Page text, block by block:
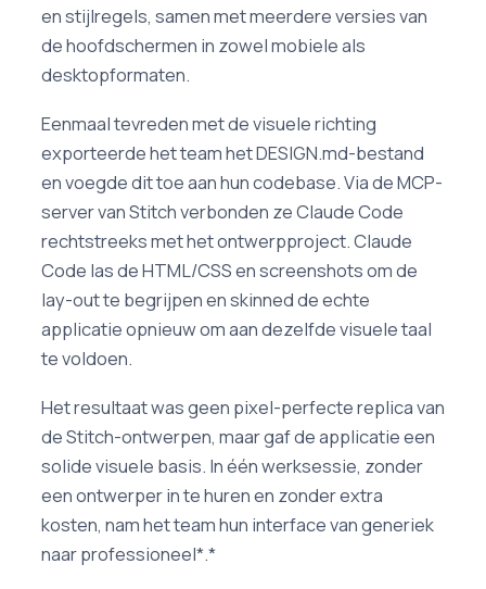
en stijlregels, samen met meerdere versies van
de hoofdschermen in zowel mobiele als
desktopformaten.
Eenmaal tevreden met de visuele richting
exporteerde het team het DESIGN.md-bestand
en voegde dit toe aan hun codebase. Via de MCP-
server van Stitch verbonden ze Claude Code
rechtstreeks met het ontwerpproject. Claude
Code las de HTML/CSS en screenshots om de
lay-out te begrijpen en skinned de echte
applicatie opnieuw om aan dezelfde visuele taal
te voldoen.
Het resultaat was geen pixel-perfecte replica van
de Stitch-ontwerpen, maar gaf de applicatie een
solide visuele basis. In één werksessie, zonder
een ontwerper in te huren en zonder extra
kosten, nam het team hun interface van generiek
naar professioneel*.*